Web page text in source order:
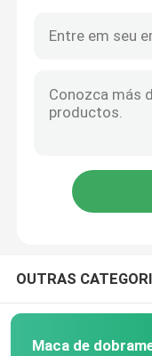
OUTRAS
Maca de